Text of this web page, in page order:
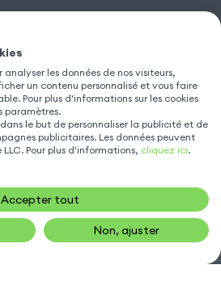
NOUS
analyser les données de nos visiteurs,
un contenu personnalisé et vous faire
Pour plus d'informations sur les cookies
paramètres.
le but de personnaliser la publicité et de
publicitaires. Les données peuvent
Pour plus d'informations, cliquez ici.
Accepter tout
Non, ajuster